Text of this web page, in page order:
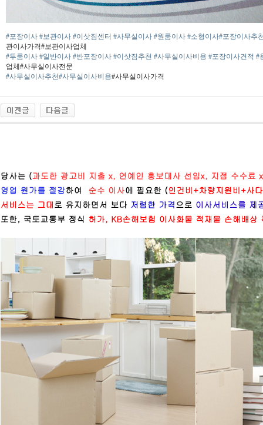
#포장이사 #보관이사 #이삿짐센터 #사무실이사 #원룸이사 #소형이사#포장이사추
관이사가격#보관이사업체
#투룸이사 #일반이사 #반포장이사 #이삿짐추천 #사무실이사비용 #포장이사견적 #
업체#사무실이사전문
#사무실이사추천#사무실이사비용#사무실이사가격